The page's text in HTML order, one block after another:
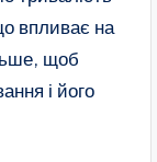
впливає на
щоб
і його